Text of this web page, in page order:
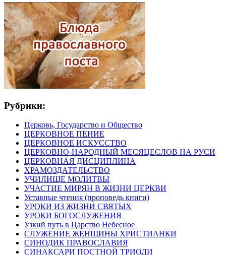
Рубрики:
Церковь, Государство и Общество
ЦЕРКОВНОЕ ПЕНИЕ
ЦЕРКОВНОЕ ИСКУССТВО
ЦЕРКОВНО-НАРОДНЫЙ МЕСЯЦЕСЛОВ НА РУСИ
ЦЕРКОВНАЯ ДИСЦИПЛИНА
ХРАМОЗДАТЕЛЬСТВО
УЧИЛИЩЕ МОЛИТВЫ
УЧАСТИЕ МИРЯН В ЖИЗНИ ЦЕРКВИ
Уставные чтения (проповедь книги)
УРОКИ ИЗ ЖИЗНИ СВЯТЫХ
УРОКИ БОГОСЛУЖЕНИЯ
Узкий путь в Царство Небесное
СЛУЖЕНИЕ ЖЕНЩИНЫ ХРИСТИАНКИ
СИНОДИК ПРАВОСЛАВИЯ
СИНАКСАРИ ПОСТНОЙ ТРИОДИ